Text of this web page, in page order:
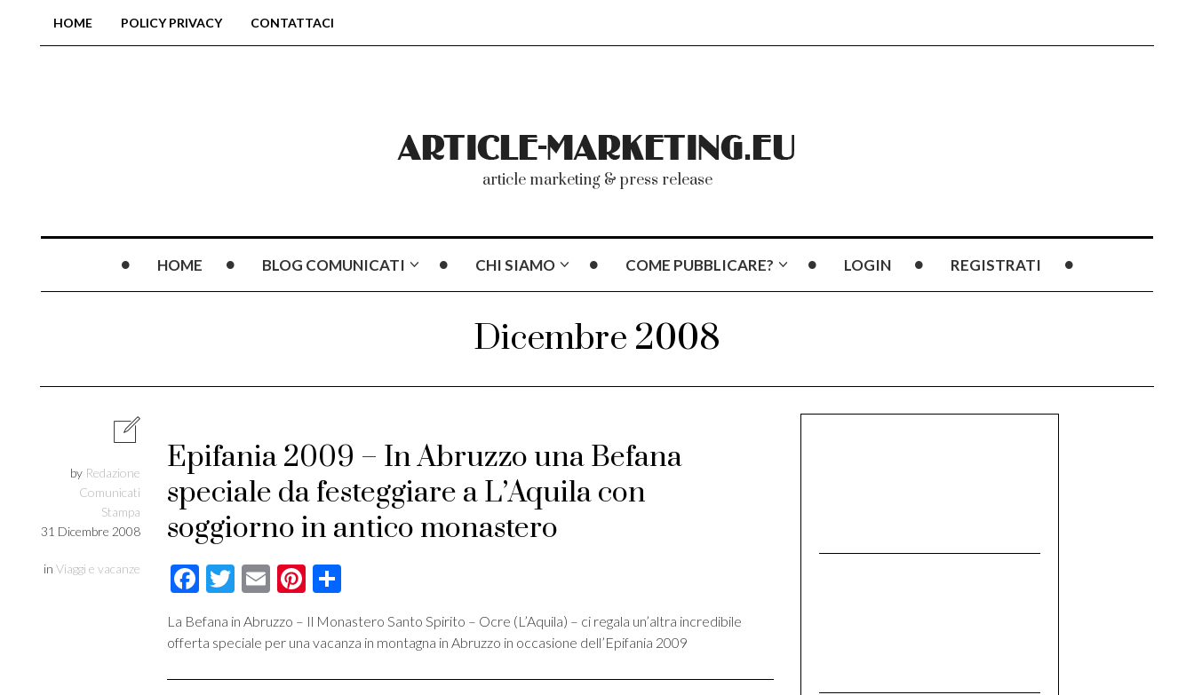
HOME POLICY PRIVACY CONTATTACI
article marketing & press release
HOME BLOG COMUNICATI CHI SIAMO COME PUBBLICARE? LOGIN REGISTRATI
Dicembre 2008
by Redazione
Comunicati
Stampa
31 Dicembre 2008
in Viaggi e vacanze
Epifania 2009 – In Abruzzo una Befana
speciale da festeggiare a L’Aquila con
soggiorno in antico monastero
Facebook
Twitter
EmailPinterest
Condividi
La Befana in Abruzzo – Il Monastero Santo Spirito – Ocre (L’Aquila) – ci regala un’altra incredibile
offerta speciale per una vacanza in montagna in Abruzzo in occasione dell’Epifania 2009